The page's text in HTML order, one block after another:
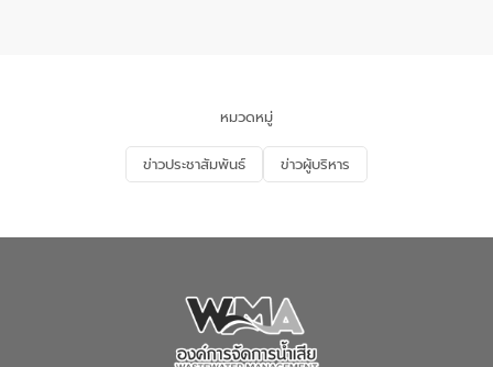
หมวดหมู่
ข่าวประชาสัมพันธ์ ข่าวผู้บริหาร